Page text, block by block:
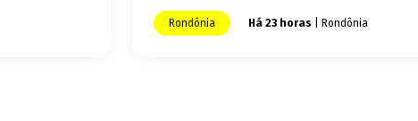
Rondônia Há 23 horas | Rondônia